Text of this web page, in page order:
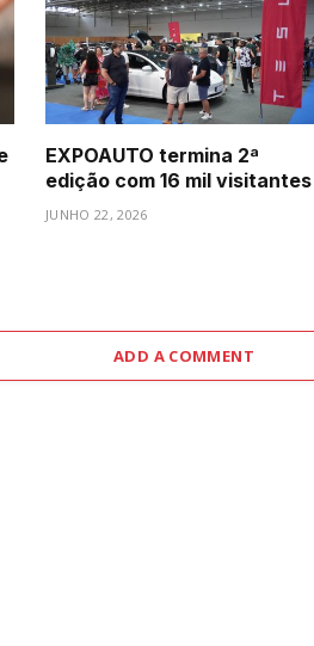
EXPOAUTO termina 2ª
edição com 16 mil visitantes
JUNHO 22, 2026
ADD A COMMENT